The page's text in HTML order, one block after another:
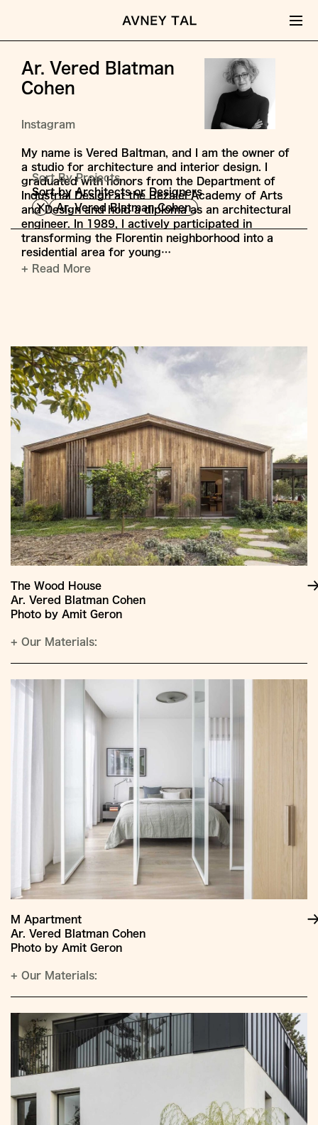
to
Content
Sort By Projects,
Sort by Architects or Designers
Ar. Vered Blatman Cohen
Ar. Vered Blatman
Cohen
Instagram
My name is Vered Baltman, and I am the owner of
a studio for architecture and interior design. I
graduated with honors from the Department of
Industrial Design at the Bezalel Academy of Arts
and Design and hold a diploma as an architectural
engineer. In 1989, I actively participated in
transforming the Florentin neighborhood into a
residential area for young…
+ Read More
The Wood House
Ar. Vered Blatman Cohen
Photo by Amit Geron
+ Our Materials:
M Apartment
Ar. Vered Blatman Cohen
Photo by Amit Geron
+ Our Materials: